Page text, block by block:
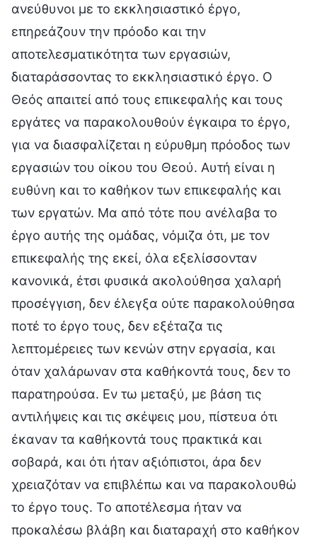
ανεύθυνοι με το εκκλησιαστικό έργο,
επηρεάζουν την πρόοδο και την
αποτελεσματικότητα των εργασιών,
διαταράσσοντας το εκκλησιαστικό έργο. Ο
Θεός απαιτεί από τους επικεφαλής και τους
εργάτες να παρακολουθούν έγκαιρα το έργο,
για να διασφαλίζεται η εύρυθμη πρόοδος των
εργασιών του οίκου του Θεού. Αυτή είναι η
ευθύνη και το καθήκον των επικεφαλής και
των εργατών. Μα από τότε που ανέλαβα το
έργο αυτής της ομάδας, νόμιζα ότι, με τον
επικεφαλής της εκεί, όλα εξελίσσονταν
κανονικά, έτσι φυσικά ακολούθησα χαλαρή
προσέγγιση, δεν έλεγξα ούτε παρακολούθησα
ποτέ το έργο τους, δεν εξέταζα τις
λεπτομέρειες των κενών στην εργασία, και
όταν χαλάρωναν στα καθήκοντά τους, δεν το
παρατηρούσα. Εν τω μεταξύ, με βάση τις
αντιλήψεις και τις σκέψεις μου, πίστευα ότι
έκαναν τα καθήκοντά τους πρακτικά και
σοβαρά, και ότι ήταν αξιόπιστοι, άρα δεν
χρειαζόταν να επιβλέπω και να παρακολουθώ
το έργο τους. Το αποτέλεσμα ήταν να
προκαλέσω βλάβη και διαταραχή στο καθήκον